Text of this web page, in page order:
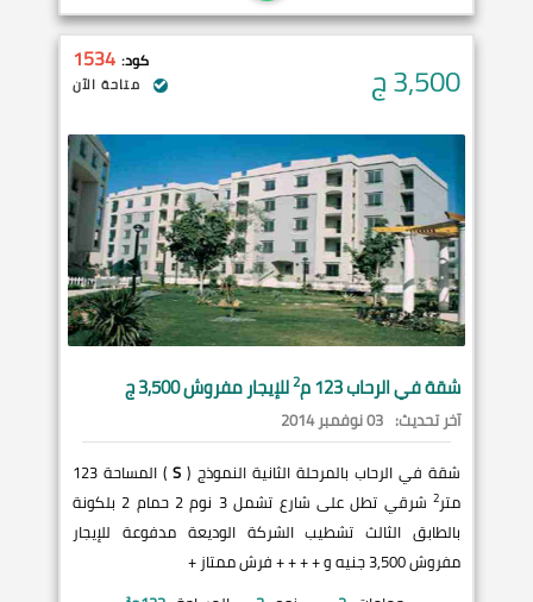
3,500ج كود: 1534
متاحة الآن
شقة فيالرحاب 2للإيجار مفروش 3,500 ج
آخر تحديث: 03 نوفمبر 2014
شقة في الرحاب بالمرحلة الثانية النموذج ( S
) المساحة 123
متر2
شرقي تطل على شارع تشمل 3 نوم 2 حمام 2 بلكونة
بالطابق الثالث تشطيب الشركة الوديعة مدفوعة للإيجار
مفروش 3,500 جنيه و + + + + فرش ممتاز +